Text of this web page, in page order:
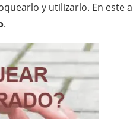
y utilizarlo. En este
.